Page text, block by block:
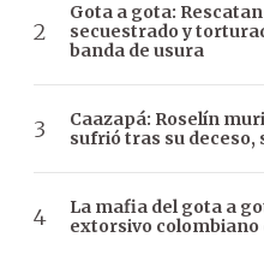
Gota a gota:
secuestrado y
banda de usura
Caazapá: Roselín
sufrió tras su deceso,
La mafia del gota a
extorsivo colombiano